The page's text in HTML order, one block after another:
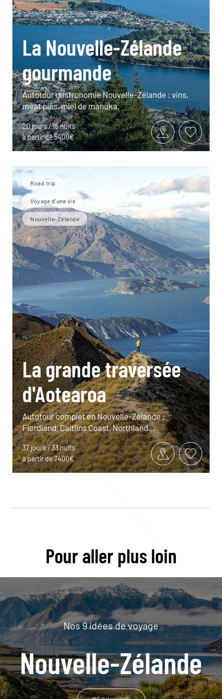
La Nouvelle-Zélande
gourmande
Autotour gastronomie Nouvelle-Zélande : vins,
meat pies, miel de manuka.
20 jours / 16 nuits
à partir de 5400€
Road trip
Voyage d'une vie
Nouvelle-Zélande
La grande traversée
d'Aotearoa
Autotour complet en Nouvelle-Zélande :
Fiordland, Caitlins Coast, Northland...
37 jours / 33 nuits
à partir de 7400€
Pour aller plus loin
Nos 9 idées de voyage
Nouvelle-Zélande